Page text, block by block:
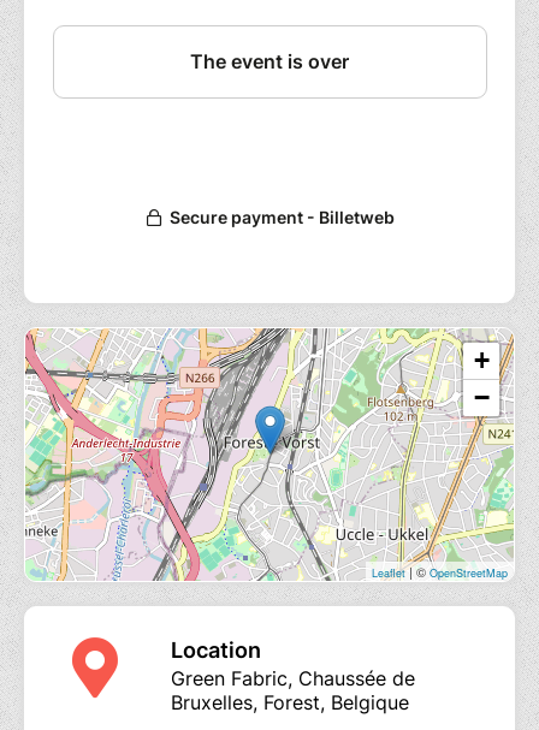
+
−
Leaflet| © OpenStreetMap
Location
Green Fabric, Chaussée de
Bruxelles, Forest, Belgique